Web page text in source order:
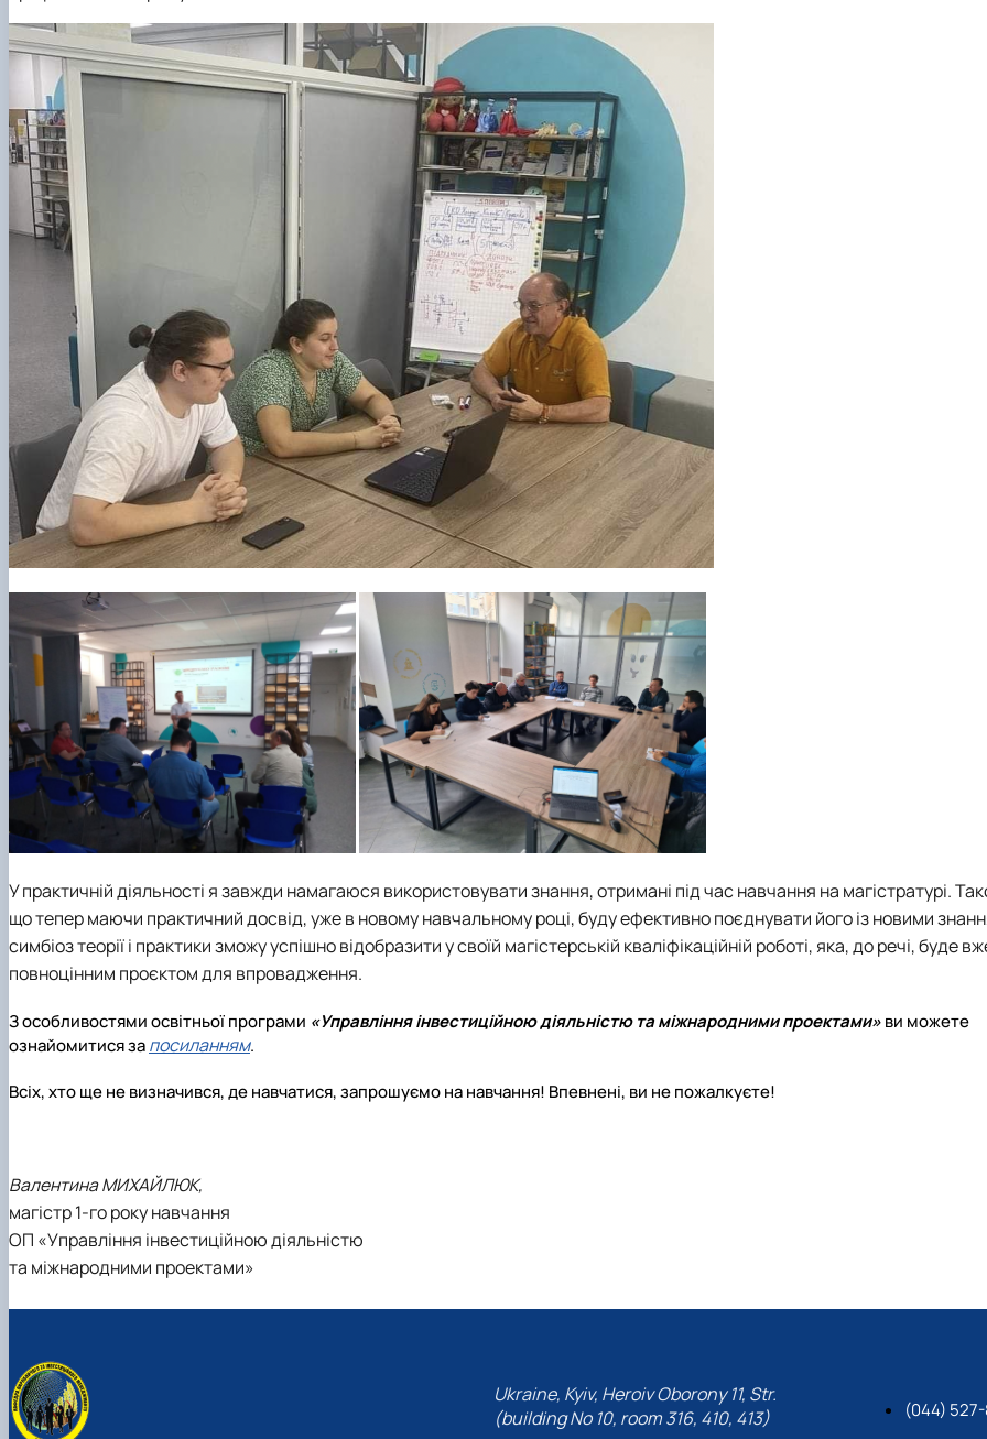
У практичній діяльності я завжди намагаюся використовувати знання, отримані під час навчання на магістратурі.
що тепер маючи практичний досвід, уже в новому навчальному році, буду ефективно поєднувати його із новими
симбіоз теорії і практики зможу успішно відобразити у своїй магістерській кваліфікаційній роботі, яка, до речі, буде
повноцінним проєктом для впровадження.
З особливостями освітньої програми «Управління інвестиційною діяльністю та міжнародними проектами»ви можете
ознайомитися запосиланням.
Всіх, хто ще не визначився, де навчатися, запрошуємо на навчання! Впевнені, ви не пожалкуєте!
Валентина МИХАЙЛЮК,
магістр 1-го року навчання
ОП «Управління інвестиційною діяльністю
та міжнародними проектами»
Ukraine, Kyiv, Heroiv Oborony 11, Str.
(building No 10, room 316, 410, 413)
(044)